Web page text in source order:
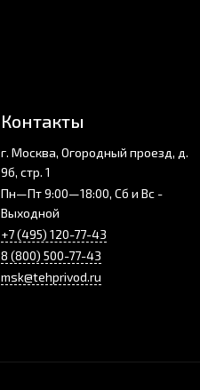
Контакты
г. Москва, Огородный проезд, д.
9б, стр. 1
Пн—Пт 9:00—18:00, Сб и Вс -
Выходной
+7 (495) 120-77-43
8 (800) 500-77-43
msk@tehprivod.ru